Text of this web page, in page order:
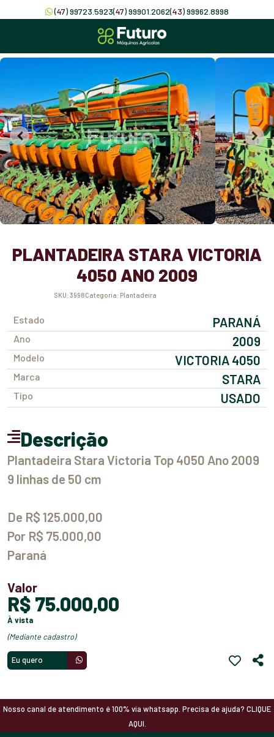
(47) 99723.5923(47) 99901.2062(43) 99962.8998
PLANTADEIRA STARA VICTORIA
4050 ANO 2009
SKU: 3998 Categoria: Plantadeira
Estado PARANÁ
Ano 2009
Modelo VICTORIA 4050
Marca STARA
Tipo USADO
Descrição
Plantadeira Stara Victoria Top 4050 Ano 2009
9 linhas de 50 cm
De R$ 125.000,00
Por R$ 75.000,00
Paraná
Valor
R$ 75.000,00
à vista
(mediante cadastro)
Eu quero
Nosso canal de atendimento é 100% via whatsapp. Precisa de ajuda? CLIQUE
AQUI.